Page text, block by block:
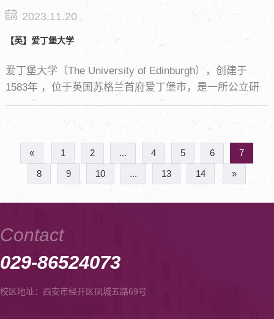
学集团和欧洲研究型大学联盟创始成员，也是金三角名校
2023.11.20
【英】爱丁堡大学
爱丁堡大学（The University of Edinburgh），创建于
1583年 ，位于英国苏格兰首府爱丁堡市，是一所公立研
究型大学，属于罗素大学集团、科英布拉集团、欧洲研究
型大学联盟、同一个欧洲大学联盟和Universitas 21、
« 1 2 ... 4 5 6
7
8
9 10 ... 13 14 »
Contact
029-86524073
校区地址：西安市经开区凤城五路69号